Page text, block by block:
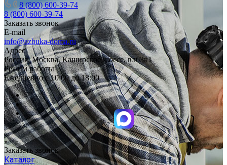
8 (800) 600-39-74
8 (800) 600-39-74
Заказать звонок
E-mail
info@azbuka-doma.ru
Адрес
Россия, Москва, Каширское шоссе, вл63к1
Режим работы
Ежедневно с 10:00 до 18:00
Заказать звонок
Каталог